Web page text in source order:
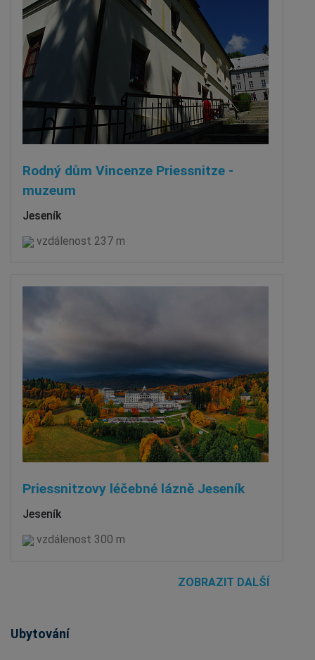
Rodný dům Vincenze Priessnitze -
muzeum
Jeseník
vzdálenost 237 m
Priessnitzovy léčebné lázně Jeseník
Jeseník
vzdálenost 300 m
ZOBRAZIT DALŠÍ
Ubytování